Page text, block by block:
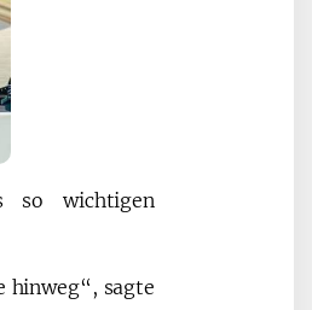
so wichtigen
hinweg“, sagte